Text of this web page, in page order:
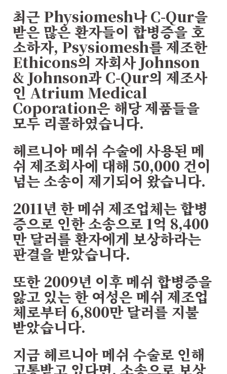
최근 Physiomesh나 C-Qur을
받은 많은 환자들이 합병증을 호
소하자, Psysiomesh를 제조한
Ethicons의 자회사 Johnson
& Johnson과 C-Qur의 제조사
인 Atrium Medical
Coporation은 해당 제품들을
모두 리콜하였습니다.
헤르니아 메쉬 수술에 사용된 메
쉬 제조회사에 대해 50,000 건이
넘는 소송이 제기되어 왔습니다.
2011년 한 메쉬 제조업체는 합병
증으로 인한 소송으로 1억 8,400
만 달러를 환자에게 보상하라는
판결을 받았습니다.
또한 2009년 이후 메쉬 합병증을
앓고 있는 한 여성은 메쉬 제조업
체로부터 6,800만 달러를 지불
받았습니다.
지금 헤르니아 메쉬 수술로 인해
고통받고 있다면, 소송으로 보상